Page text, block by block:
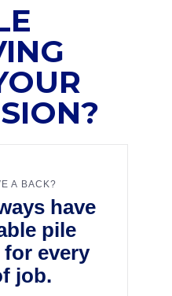
A BACK?
have
pile
every
job.